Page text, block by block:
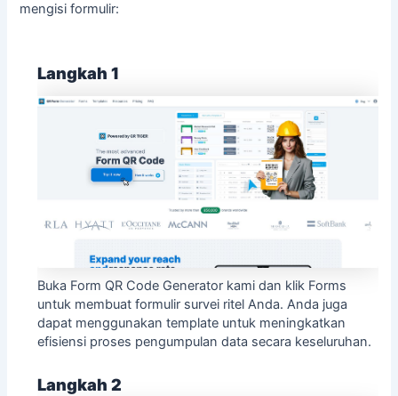
mengisi formulir:
Langkah 1
Buka Form QR Code Generator kami dan klik Forms
untuk membuat formulir survei ritel Anda. Anda juga
dapat menggunakantemplate untuk meningkatkan
efisiensi proses pengumpulan data secara keseluruhan.
Langkah 2